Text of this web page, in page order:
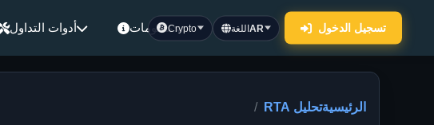
أدوات التداول معلوماتCrypto اللغةAR تسجيل الدخول
الرئيسيةتحليل RTA